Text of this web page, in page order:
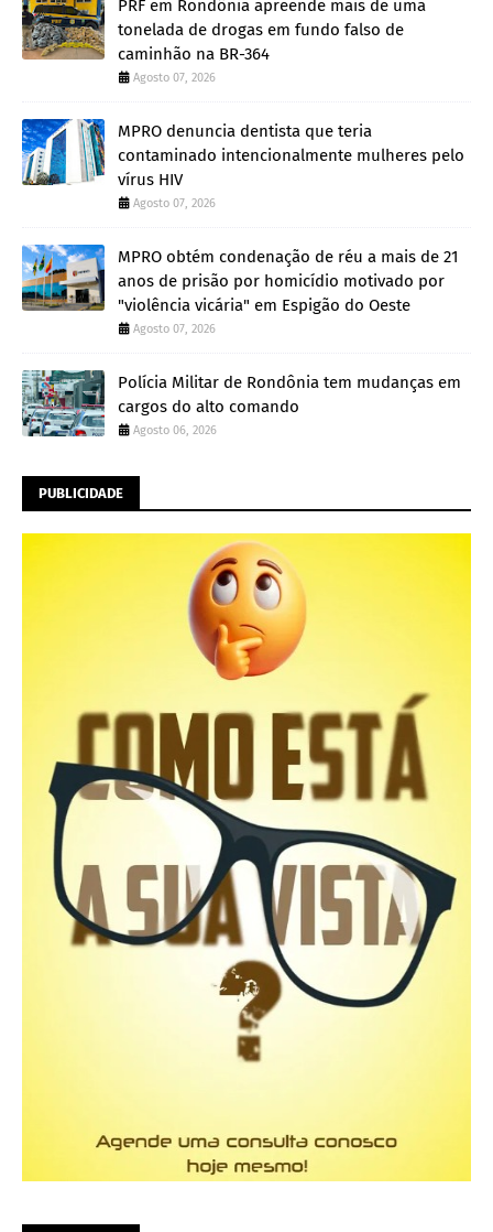
PRF em Rondônia apreende mais de uma
tonelada de drogas em fundo falso de
caminhão na BR-364
Agosto 07, 2026
MPRO denuncia dentista que teria
contaminado intencionalmente mulheres pelo
vírus HIV
Agosto 07, 2026
MPRO obtém condenação de réu a mais de 21
anos de prisão por homicídio motivado por
"violência vicária" em Espigão do Oeste
Agosto 07, 2026
Polícia Militar de Rondônia tem mudanças em
cargos do alto comando
Agosto 06, 2026
PUBLICIDADE